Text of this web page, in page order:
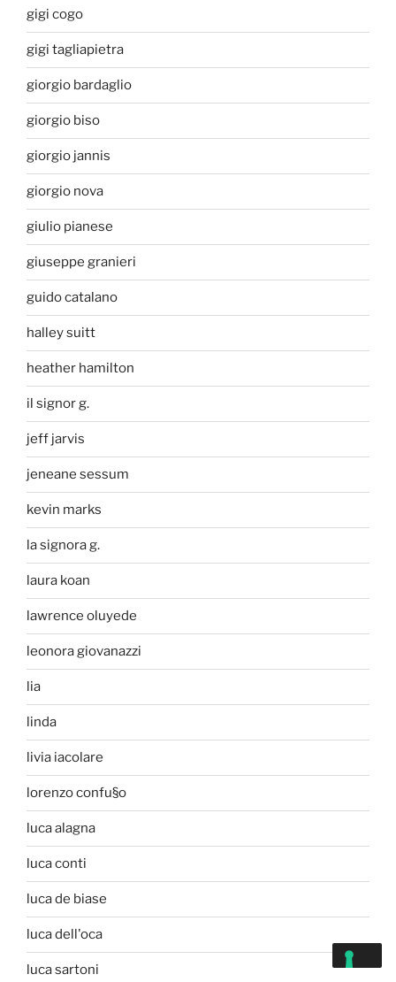
gigi cogo
gigi tagliapietra
giorgio bardaglio
giorgio biso
giorgio jannis
giorgio nova
giulio pianese
giuseppe granieri
guido catalano
halley suitt
heather hamilton
il signor g.
jeff jarvis
jeneane sessum
kevin marks
la signora g.
laura koan
lawrence oluyede
leonora giovanazzi
lia
linda
livia iacolare
lorenzo confu§o
luca alagna
luca conti
luca de biase
luca dell'oca
luca sartoni